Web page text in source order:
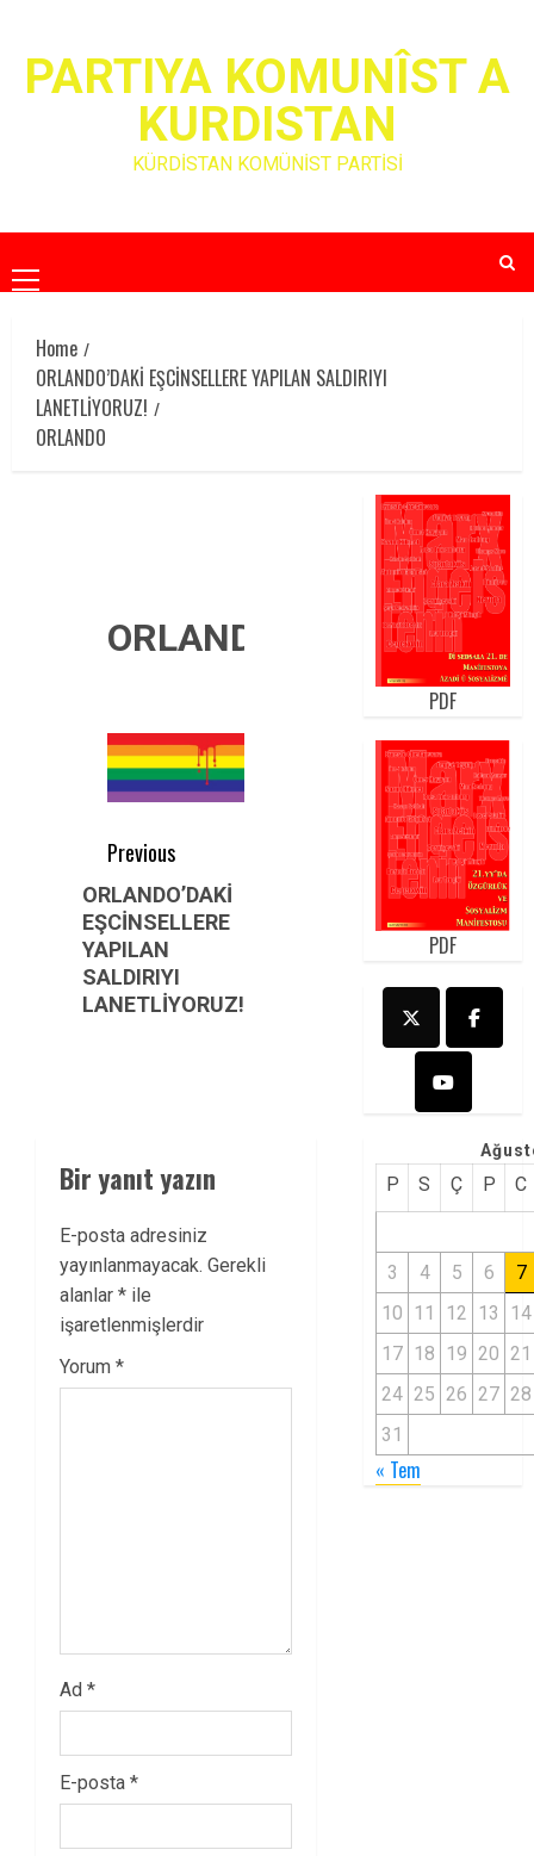
contentPARTIYA KOMUNÎST A
KURDISTAN
KÜRDİSTAN KOMÜNİST PARTİSİ
Primary
Menu
Home
ORLANDO’DAKİ EŞCİNSELLERE YAPILAN SALDIRIYI
LANETLİYORUZ!
ORLANDO
ORLANDO
Post
navigation
Previous
Previous
post:
ORLANDO’DAKİ
EŞCİNSELLERE
YAPILAN
SALDIRIYI
LANETLİYORUZ!
Bir yanıt yazın
E-posta adresiniz
yayınlanmayacak. Gerekli
alanlar * ile
işaretlenmişlerdir
Yorum *
Ad *
E-posta *
PDF
PDF
P S Ç P C
3 4 5 6
7
10 11 12 13
14
17 18 19 20 21
24 25 26 27 28
31
« Tem